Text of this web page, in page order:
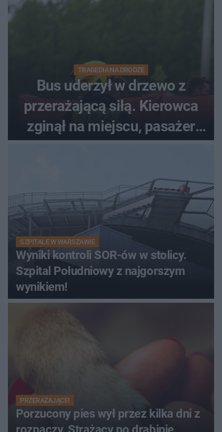
TRAGEDIA NA DRODZE
Bus uderzył w drzewo z
przerażającą siłą. Kierowca
zginął na miejscu, pasażer
walczy o życie
SZPITALE W WARSZAWIE
Wyniki kontroli SOR-ów w stolicy.
Szpital Południowy z najgorszym
wynikiem!
PRZERAŻAJĄCE!
Porzucony pies wył przez kilka dni z